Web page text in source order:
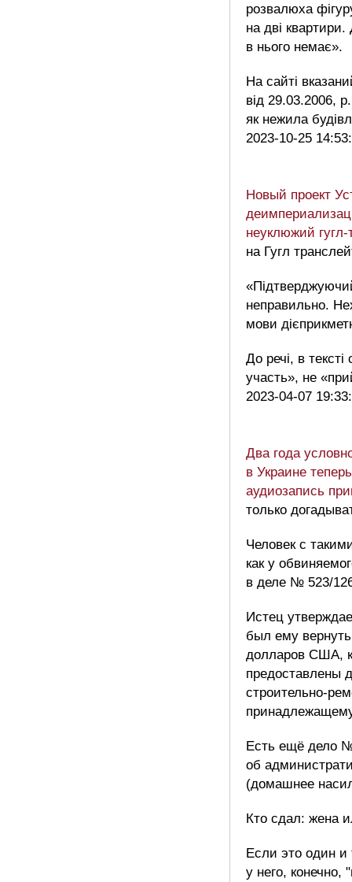
розвалюха
на дві
в нього немає».
На сайті
від 29.03.2006,
як нежила
2023-10-25
Новый проект
неуклюжий гугл-
на Гугл
неправильно.
мови
До речі, в
участь», не
2023-04-07
Два года
в Украине
аудиозапись
только
Человек с
как у
в деле № 523/
Истец
был ему
долларов США,
предоставлены
строительно-
Есть ещё дело
об
(домашнее
Кто сдал: жена
Если это один и
у него,